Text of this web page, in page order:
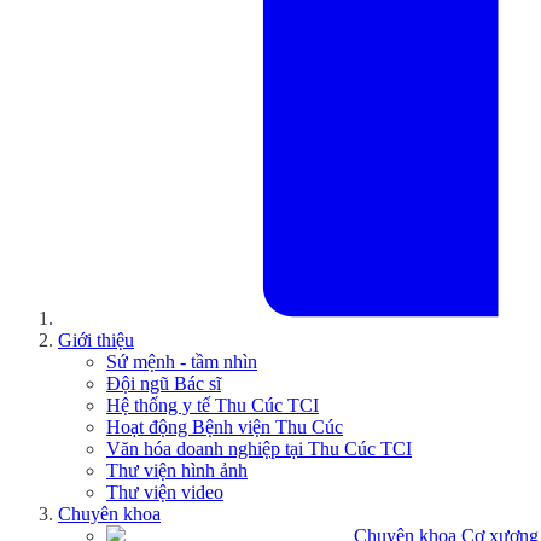
Giới thiệu
Sứ mệnh - tầm nhìn
Đội ngũ Bác sĩ
Hệ thống y tế Thu Cúc TCI
Hoạt động Bệnh viện Thu Cúc
Văn hóa doanh nghiệp tại Thu Cúc TCI
Thư viện hình ảnh
Thư viện video
Chuyên khoa
Chuyên khoa Cơ